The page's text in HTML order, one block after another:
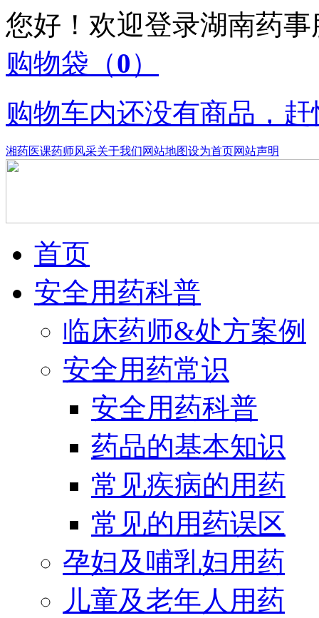
您好！欢迎登录湖南药
购物袋 （0）
购物车内还没有商品，
湘药医课药师风采关于我们网站地图设为首页网站声明
首页
安全用药科普
临床药师&处方案例
安全用药常识
安全用药科普
药品的基本知识
常见疾病的用药
常见的用药误区
孕妇及哺乳妇用药
儿童及老年人用药